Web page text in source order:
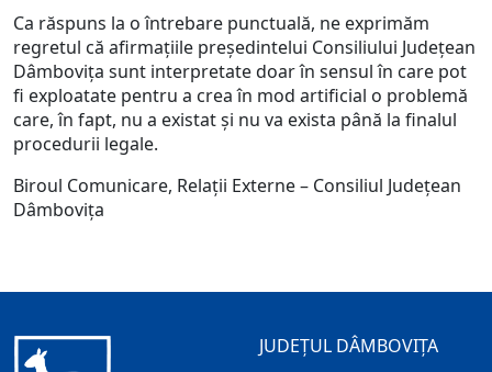
Ca răspuns la o întrebare punctuală, ne exprimăm
regretul că afirmațiile președintelui Consiliului Județean
Dâmbovița sunt interpretate doar în sensul în care pot
fi exploatate pentru a crea în mod artificial o problemă
care, în fapt, nu a existat și nu va exista până la finalul
procedurii legale.
Biroul Comunicare, Relații Externe – Consiliul Județean
Dâmbovița
JUDEȚUL DÂMBOVIȚA